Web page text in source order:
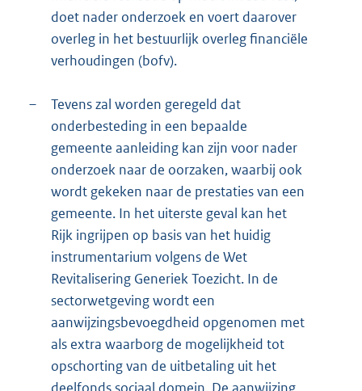
doet nader onderzoek en voert daarover
overleg in het bestuurlijk overleg financiële
verhoudingen (bofv).
–
Tevens zal worden geregeld dat
onderbesteding in een bepaalde
gemeente aanleiding kan zijn voor nader
onderzoek naar de oorzaken, waarbij ook
wordt gekeken naar de prestaties van een
gemeente. In het uiterste geval kan het
Rijk ingrijpen op basis van het huidig
instrumentarium volgens de Wet
Revitalisering Generiek Toezicht. In de
sectorwetgeving wordt een
aanwijzingsbevoegdheid opgenomen met
als extra waarborg de mogelijkheid tot
opschorting van de uitbetaling uit het